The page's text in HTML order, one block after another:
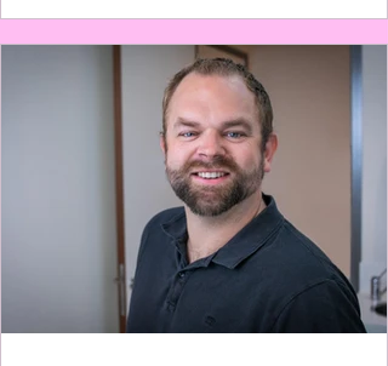
hoe je je ook voelt. Afgelopen jaren heb ik
als raadslid, fractievoorzitter en nu wethouder
ingezet om de gemee